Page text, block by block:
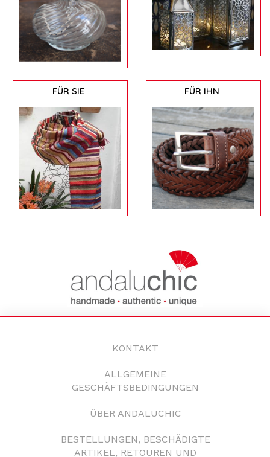
FÜR SIE FÜR IHN
KONTAKT
ALLGEMEINE
GESCHÄFTSBEDINGUNGEN
ÜBER ANDALUCHIC
BESTELLUNGEN, BESCHÄDIGTE
ARTIKEL, RETOUREN UND